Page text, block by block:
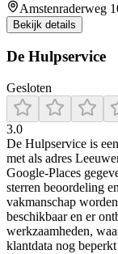
Amstenraderweg
Bekijk details
De Hulpservice
Gesloten
3.0
De Hulpservice is
met als adres
Google-Places
sterren beoordeling
vakmanschap
beschikbaar en er
werkzaamheden,
klantdata nog beperkt